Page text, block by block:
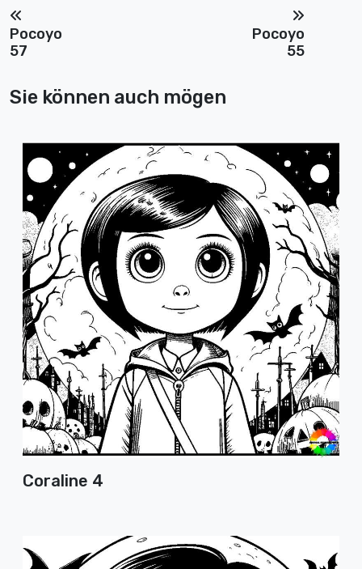
Pocoyo
57
Pocoyo
55
Sie können auch mögen
Coraline 4